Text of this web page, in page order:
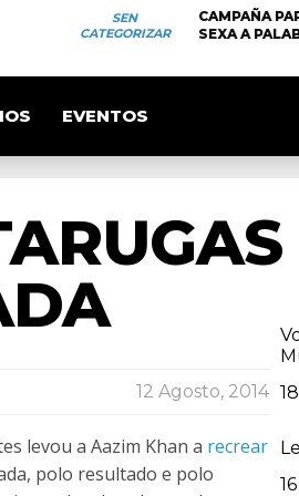
SEN
CATEGORIZAR
CAMPAÑA
SEXA A
EVENTOS
12 Agosto, 2014
levou a Aazim Khan a recrear
polo resultado e polo